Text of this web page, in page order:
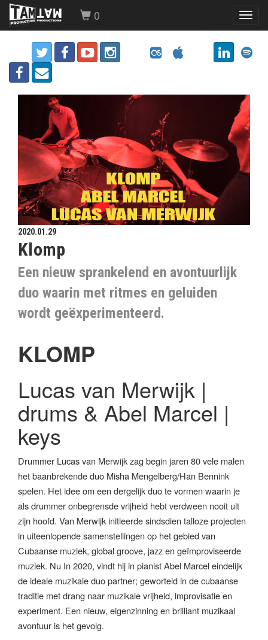
0
2020.01.29
Klomp
Een nieuw sprankelend en avontuurlijk
duo waarin met ritmes en geluiden
wordt geëxperimenteerd.
KLOMP
Lucas van Merwijk |
drums & Abel Marcel |
keys
Drummer Lucas van Merwijk zag begin jaren 80 vele malen
het baanbrekende duo Misha Mengelberg/Han Bennink
spelen. Het idee om een dergelijk duo te vormen waarin je
als drummer onbegrensde vrijheid hebt verdween nooit uit
zijn hoofd. Van Merwijk initieerde sindsdien talloze projecten
in uiteenlopende samenstellingen op het gebied van
Cubaanse muziek, global groove, jazz en geïmproviseerde
muziek. Nu In 2020, vindt hij in pianist Abel Marcel eindelijk
de ideale muzikale duo partner; geworteld in de cubaanse
traditie met drang naar muzikale vrijheid, improvisatie en
experiment. Een nieuw, eigenzinning en brilliant muzikaal
avontuur is het gevolg.